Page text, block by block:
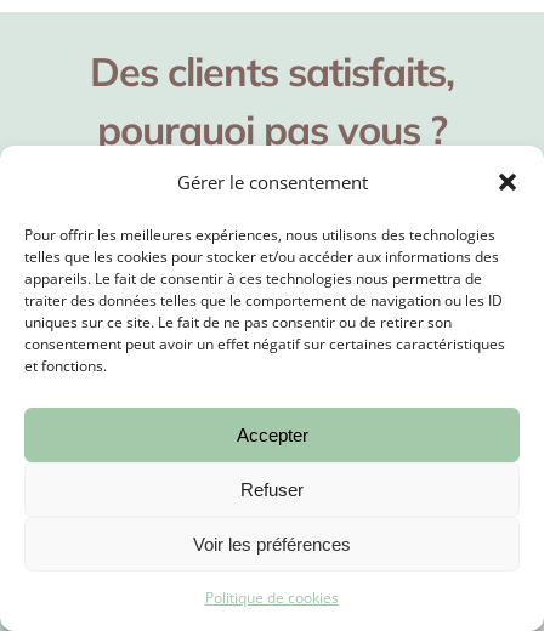
Gérer le consentement
Pour offrir les meilleures expériences, nous utilisons des technologies
telles que les cookies pour stocker et/ou accéder aux informations des
appareils. Le fait de consentir à ces technologies nous permettra de
traiter des données telles que le comportement de navigation ou les ID
uniques sur ce site. Le fait de ne pas consentir ou de retirer son
consentement peut avoir un effet négatif sur certaines caractéristiques
et fonctions.
Accepter
Refuser
Voir les préférences
Politique de cookies
Des clients satisfaits,
pourquoi pas vous ?
De jeune diplômée à l’assurance
d’effectuer des examens de vue en
son métier ! C’est elle qui m’ainitié à mes débuts dans